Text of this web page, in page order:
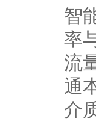
智
率
流
通
介